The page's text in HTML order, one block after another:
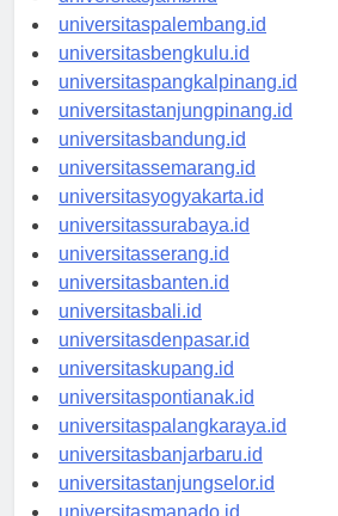
universitasjambi.id
universitaspalembang.id
universitasbengkulu.id
universitaspangkalpinang.id
universitastanjungpinang.id
universitasbandung.id
universitassemarang.id
universitasyogyakarta.id
universitassurabaya.id
universitasserang.id
universitasbanten.id
universitasbali.id
universitasdenpasar.id
universitaskupang.id
universitaspontianak.id
universitaspalangkaraya.id
universitasbanjarbaru.id
universitastanjungselor.id